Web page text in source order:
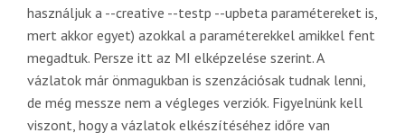
használjuk a --creative --testp --upbeta paramétereket is,
mert akkor egyet) azokkal a paraméterekkel amikkel fent
megadtuk. Persze itt az MI elképzelése szerint. A
vázlatok már önmagukban is szenzációsak tudnak lenni,
de még messze nem a végleges verziók. Figyelnünk kell
viszont, hogy a vázlatok elkészítéséhez időre van